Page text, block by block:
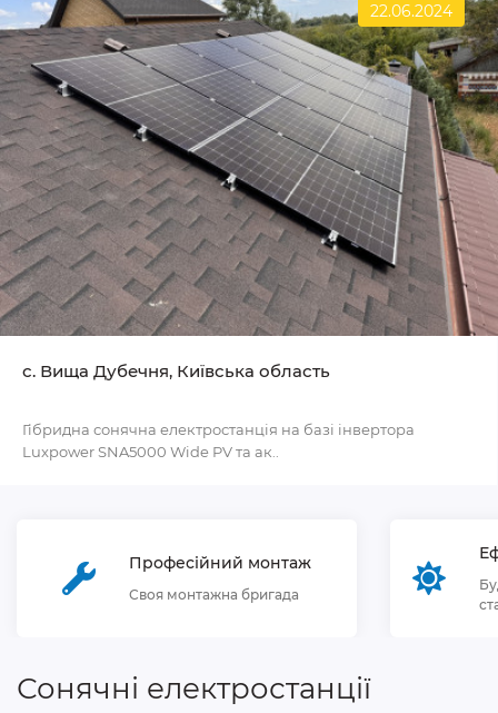
22.06.2024
с. Вища Дубечня, Київська область
Гібридна сонячна електростанція на базі інвертора
Luxpower SNA5000 Wide PV та ак..
Професійний монтаж
Своя монтажна бригада
Сонячні електростанції